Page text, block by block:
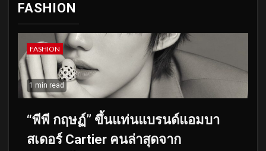
FASHION
FASHION
1 min read
“พีพี กฤษฏ์” ขึ้นแท่นแบรนด์แอมบา
สเดอร์ Cartier คนล่าสุดจาก